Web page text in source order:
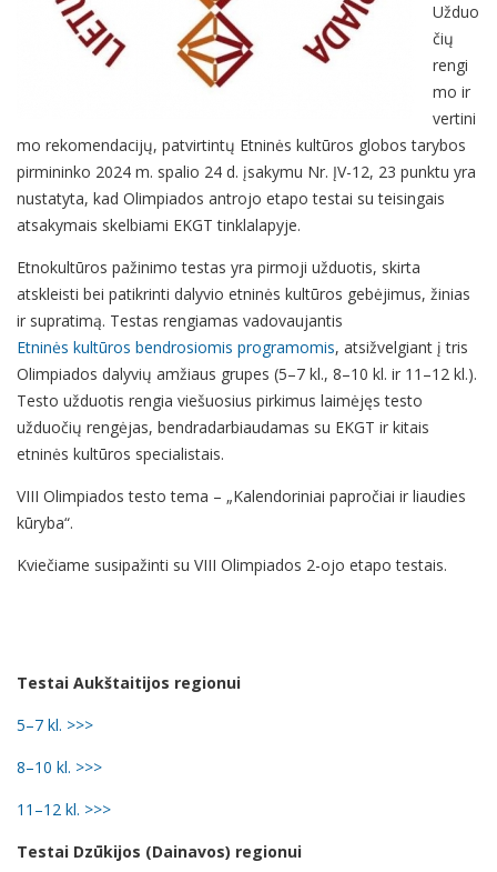
Užduo
čių
rengi
mo ir
vertini
mo rekomendacijų, patvirtintų Etninės kultūros globos tarybos
pirmininko 2024 m. spalio 24 d. įsakymu Nr. ĮV-12, 23 punktu yra
nustatyta, kad Olimpiados antrojo etapo testai su teisingais
atsakymais skelbiami EKGT tinklalapyje.
Etnokultūros pažinimo testas yra pirmoji užduotis, skirta
atskleisti bei patikrinti dalyvio etninės kultūros gebėjimus, žinias
ir supratimą. Testas rengiamas vadovaujantis
Etninės kultūros bendrosiomis programomis, atsižvelgiant į tris
Olimpiados dalyvių amžiaus grupes (5–7 kl., 8–10 kl. ir 11–12 kl.).
Testo užduotis rengia viešuosius pirkimus laimėjęs testo
užduočių rengėjas, bendradarbiaudamas su EKGT ir kitais
etninės kultūros specialistais.
VIII Olimpiados testo tema – „Kalendoriniai papročiai ir liaudies
kūryba“.
Kviečiame susipažinti su VIII Olimpiados 2-ojo etapo testais.
Testai Aukštaitijos regionui
5–7 kl. >>>
8–10 kl. >>>
11–12 kl. >>>
Testai Dzūkijos (Dainavos) regionui